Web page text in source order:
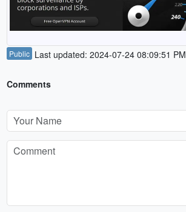
Public Last updated: 2024-07-24 08:09:51 PM
Comments